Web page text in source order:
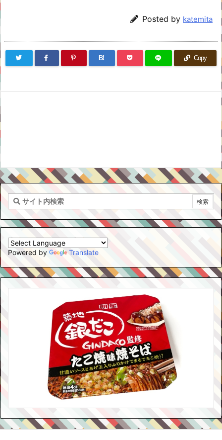
Posted by katemita
B! Copy
Powered by Translate